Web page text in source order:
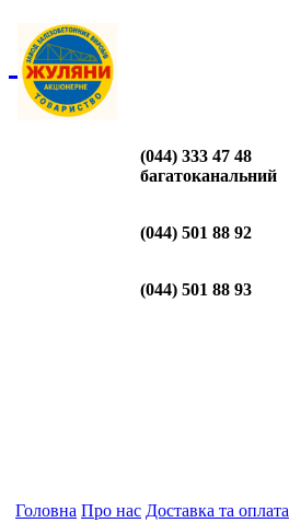
(044) 333 47 48
багатоканальний
(044) 501 88 92
(044) 501 88 93
Головна Про нас Доставка та оплата